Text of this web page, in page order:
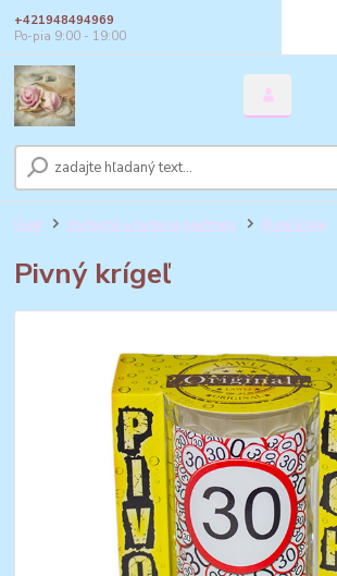
+421948494969
Po-pia 9:00 - 19:00
Úvod Humorné a žartovné predmety Pivné krígle
Pivný krígeľ